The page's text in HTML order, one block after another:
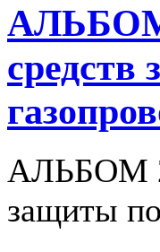
АЛЬБОМ
средств
АЛЬБОМ
защиты